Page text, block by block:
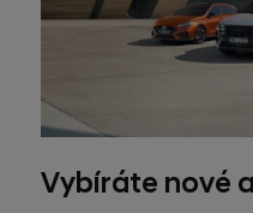
Vybíráte nové